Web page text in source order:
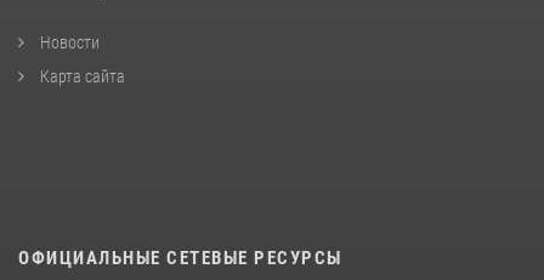
Новости
Карта сайта
ОФИЦИАЛЬНЫЕ СЕТЕВЫЕ РЕСУРСЫ